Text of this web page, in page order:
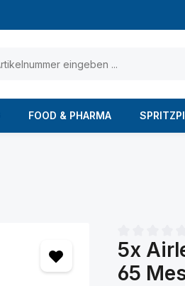
FOOD & PHARMA
5x
65